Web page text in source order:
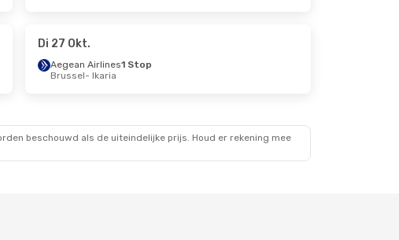
Di 27 Okt.
Aegean Airlines1 Stop
Brussel- Ikaria
beschouwd als de uiteindelijke prijs. Houd er rekening mee